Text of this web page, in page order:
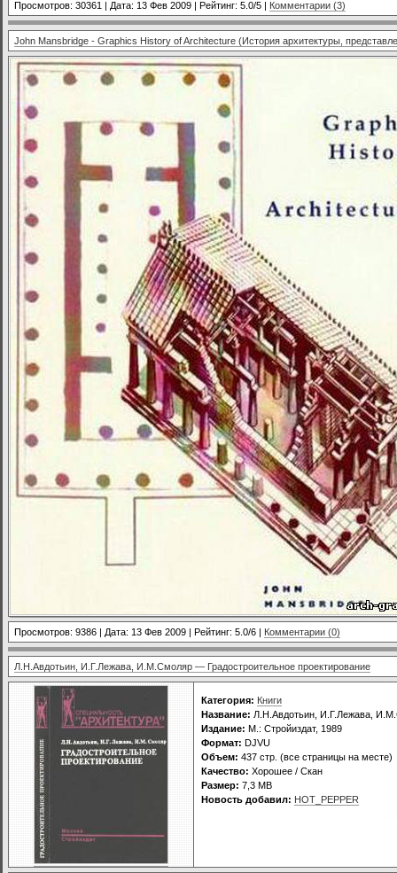
Просмотров: 30361 | Дата: 13 Фев 2009 | Рейтинг: 5.0/5 | Комментарии (3)
John Mansbridge - Graphics History of Architecture (История архитектуры,
Просмотров: 9386 | Дата: 13 Фев 2009 | Рейтинг: 5.0/6 | Комментарии (0)
Л.Н.Авдотьин, И.Г.Лежава, И.М.Смоляр — Градостроительное проектирование
Категория: Книги
Название: Л.Н.Авдотьин, И.Г.Лежава,
Издание: М.: Стройиздат, 1989
Формат: DJVU
Объем: 437 стр. (все страницы на месте)
Качество: Хорошее / Скан
Размер: 7,3 MB
Новость добавил: HOT_PEPPER